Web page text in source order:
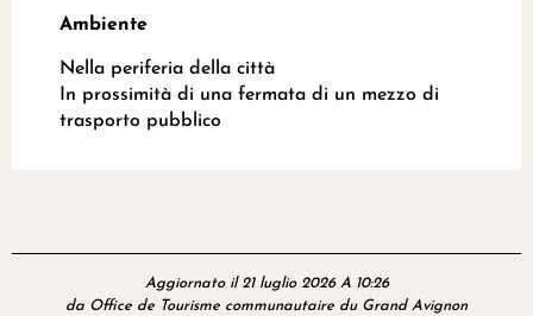
Ambiente
Ambiente
Nella periferia della città
In prossimità di una fermata di un mezzo di
trasporto pubblico
Aggiornato il 21 luglio 2026 A 10:26
da Office de Tourisme communautaire du Grand Avignon